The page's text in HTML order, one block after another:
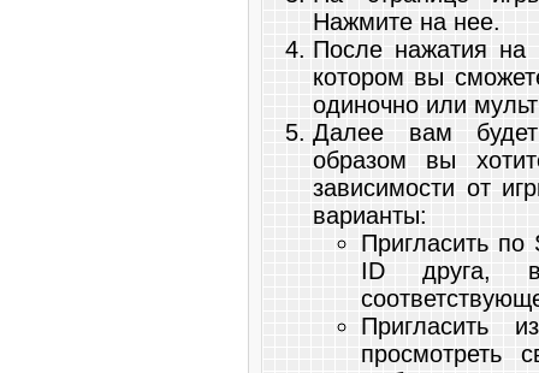
Нажмите на нее.
После нажатия на
котором вы
одиночно или
Далее вам
образом вы
зависимости от
варианты:
Пригласить
ID друга,
Пригласить
просмотреть